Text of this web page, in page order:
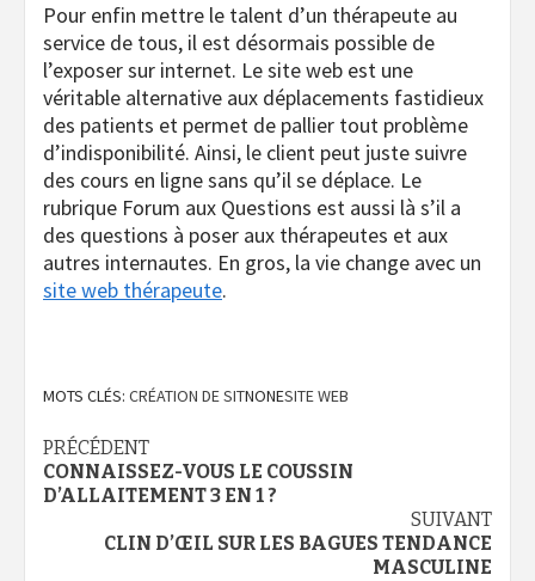
Pour enfin mettre le talent d’un thérapeute au
service de tous, il est désormais possible de
l’exposer sur internet. Le site web est une
véritable alternative aux déplacements fastidieux
des patients et permet de pallier tout problème
d’indisponibilité. Ainsi, le client peut juste suivre
des cours en ligne sans qu’il se déplace. Le
rubrique Forum aux Questions est aussi là s’il a
des questions à poser aux thérapeutes et aux
autres internautes. En gros, la vie change avec un
site web thérapeute.
MOTS CLÉS: CRÉATION DE SITNONESITE WEB
Navigation
d’article
PRÉCÉDENT
CONNAISSEZ-VOUS LE COUSSIN
D’ALLAITEMENT 3 EN 1 ?
SUIVANT
CLIN D’ŒIL SUR LES BAGUES TENDANCE
MASCULINE